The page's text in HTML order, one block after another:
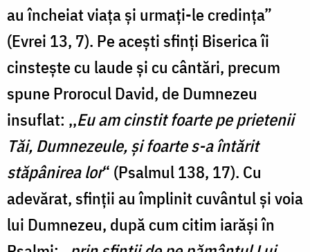
au încheiat viața și urmați-le credința”
(Evrei 13, 7). Pe acești sfinți Biserica îi
cinstește cu laude și cu cântări, precum
spune Prorocul David, de Dumnezeu
insuflat: ,,Eu am cinstit foarte pe prietenii
Tăi, Dumnezeule, și foarte s-a întărit
stăpânirea lor“ (Psalmul 138, 17). Cu
adevărat, sfinții au împlinit cuvântul și voia
lui Dumnezeu, după cum citim iarăși în